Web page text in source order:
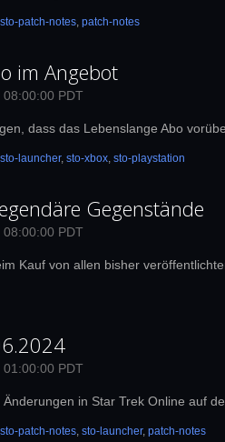
sto-patch-notes, patch-notes
im Angebot
PDT
dass das Lebenslange Abo
sto-launcher, sto-xbox, sto-playstation
Gegenstände
PDT
Kauf von allen bisher
PDT
in Star Trek Online auf
sto-patch-notes, sto-launcher, patch-notes